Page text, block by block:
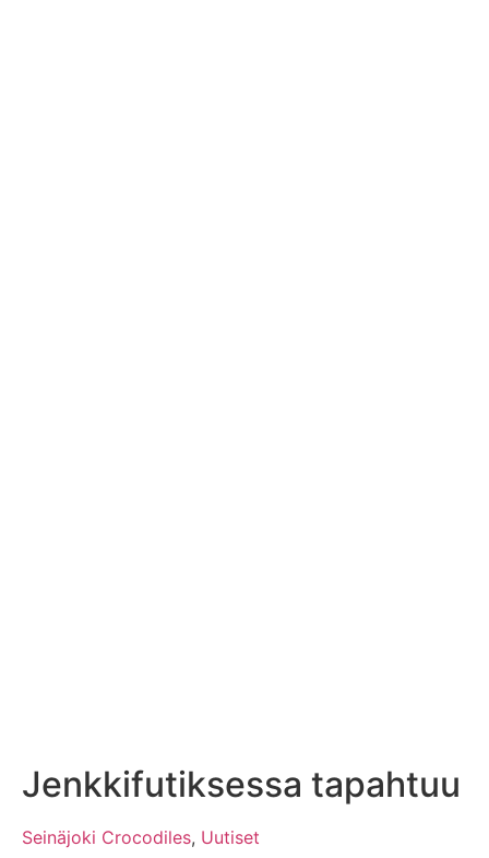
Jenkkifutiksessa tapahtuu
Seinäjoki Crocodiles, Uutiset